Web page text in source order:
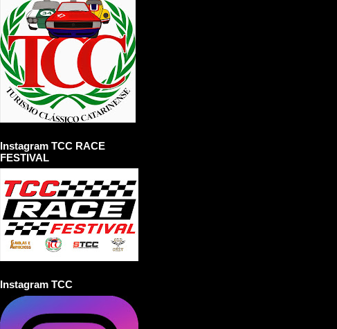
Instagram TCC RACE
FESTIVAL
Instagram TCC